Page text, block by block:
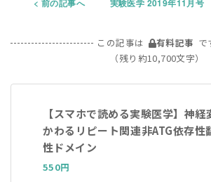
前の記事へ 実験医学 2019年11月号
この記事は 有料記事 で
（残り約10,700文字）
【スマホで読める実験医学】神
かわるリピート関連非ATG依存性
性ドメイン
550円